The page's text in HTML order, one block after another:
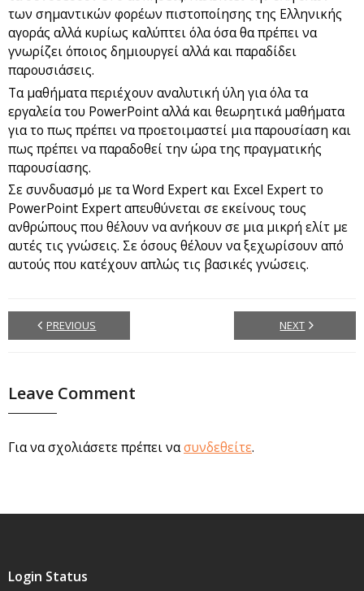
των σημαντικών φορέων πιστοποίησης της Ελληνικής
αγοράς αλλά κυρίως καλύπτει όλα όσα θα πρέπει να
γνωρίζει όποιος δημιουργεί αλλά και παραδίδει
παρουσιάσεις.
Τα μαθήματα περιέχουν αναλυτική ύλη για όλα τα
εργαλεία του PowerPoint αλλά και θεωρητικά μαθήματα
για το πως πρέπει να προετοιμαστεί μια παρουσίαση και
πως πρέπει να παραδοθεί την ώρα της πραγματικής
παρουσίασης.
Σε συνδυασμό με τα Word Expert και Excel Expert το
PowerPoint Expert απευθύνεται σε εκείνους τους
ανθρώπους που θέλουν να ανήκουν σε μια μικρή ελίτ με
αυτές τις γνώσεις. Σε όσους θέλουν να ξεχωρίσουν από
αυτούς που κατέχουν απλώς τις βασικές γνώσεις.
PREVIOUS NEXT
Leave Comment
Για να σχολιάσετε πρέπει νασυνδεθείτε.
Login Status